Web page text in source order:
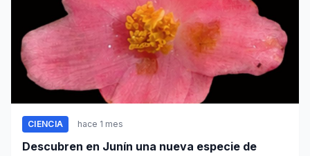
CIENCIA hace 1 mes
Descubren en Junín una nueva especie de